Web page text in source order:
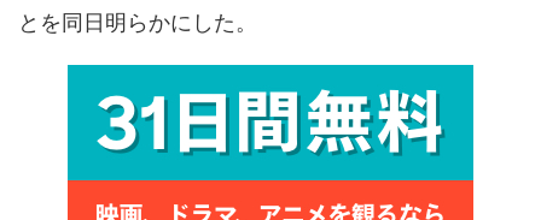
とを同日明らかにした。